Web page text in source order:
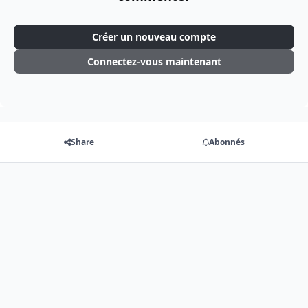
Créer un nouveau compte
Connectez-vous maintenant
Share Abonnés